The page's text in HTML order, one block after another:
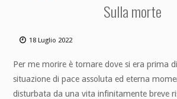
Sulla morte
18 Luglio 2022
Per me morire è tornare dove si era prima
situazione di pace assoluta ed eterna
disturbata da una vita infinitamente breve